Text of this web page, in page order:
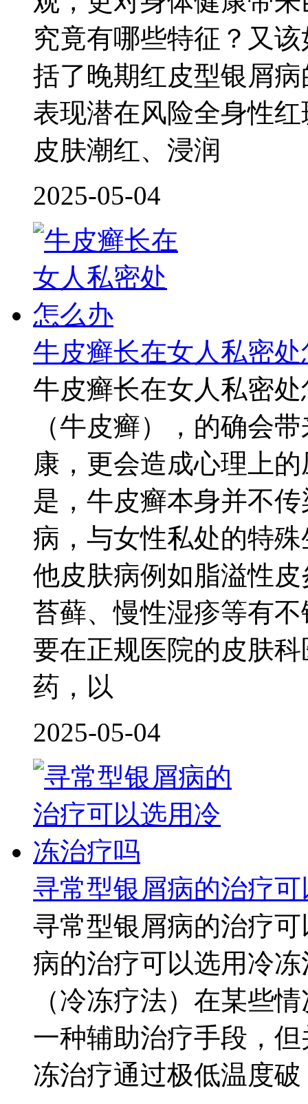
究竟有哪些特征？又
括了晚期红皮型银屑
表现潜在风险全身性
皮肤潮红、浸润
2025-05-04
牛皮癣长在女人私密
牛皮癣长在女人私密
（牛皮癣），的确会
康，更会造成心理上
是，牛皮癣本身并不
病，与女性私处的特
他皮肤病例如脂溢性
苔藓、慢性湿疹等有
要在正规医院的皮肤
药，以
2025-05-04
寻常型银屑病的治疗
寻常型银屑病的治疗
病的治疗可以选用冷
（冷冻疗法）在某些
一种辅助治疗手段，
冻治疗通过极低温度破